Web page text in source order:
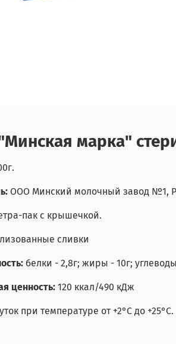
марка"
ООО Минский молочный завод №1,
пак с крышечкой.
сливки
белки - 2,8г; жиры - 10г;
ценность: 120 ккал/490 кДж
при температуре от +2°С до +25°С.